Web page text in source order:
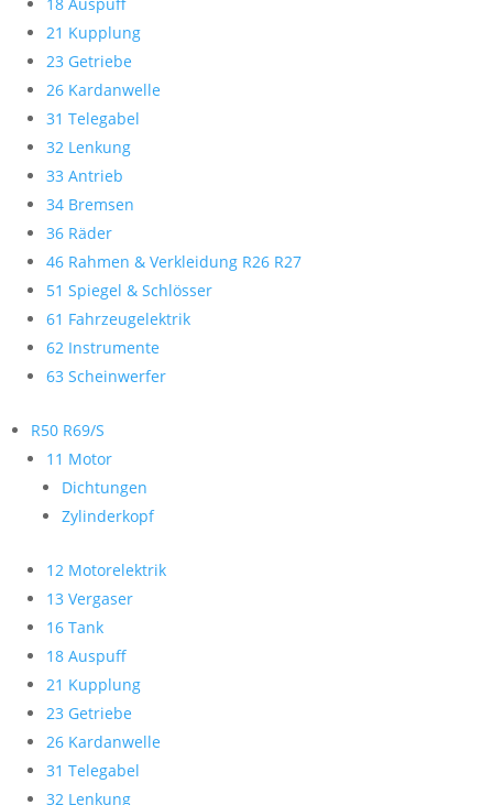
21 Kupplung
23 Getriebe
26 Kardanwelle
31 Telegabel
32 Lenkung
33 Antrieb
34 Bremsen
36 Räder
46 Rahmen & Verkleidung R26 R27
51 Spiegel & Schlösser
61 Fahrzeugelektrik
62 Instrumente
63 Scheinwerfer
R50 R69/S
11 Motor
Dichtungen
Zylinderkopf
12 Motorelektrik
13 Vergaser
16 Tank
18 Auspuff
21 Kupplung
23 Getriebe
26 Kardanwelle
31 Telegabel
32 Lenkung